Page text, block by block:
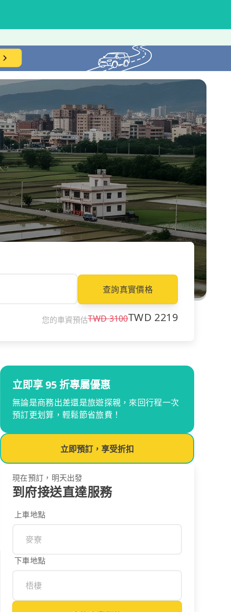
查詢真實價格
您的車資預估TWD3100TWD 2219
立即享 95 折專屬優惠
無論是商務出差還是旅遊探親，來回行程一次
預訂更划算，輕鬆節省旅費！
立即預訂，享受折扣
現在預訂，明天出發
到府接送直達服務
上車地點
下車地點